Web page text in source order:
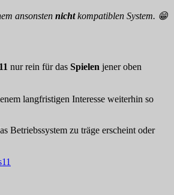
ansonsten nichtkompatiblen System. 😁
nur rein für das Spielen jener oben
langfristigen Interesse weiterhin so
Betriebssystem zu träge erscheint oder